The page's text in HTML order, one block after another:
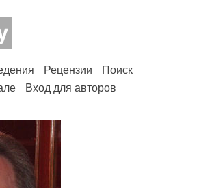
Рецензии
Поиск
Вход для авторов